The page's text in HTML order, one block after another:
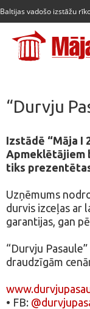
Baltijas vadošo izstāžu
“Durvju
Izstādē “Māja I
Apmeklētājiem
tiks
Uzņēmums
durvis izceļas ar
garantijas, gan
“Durvju
draudzīgām
• FB: